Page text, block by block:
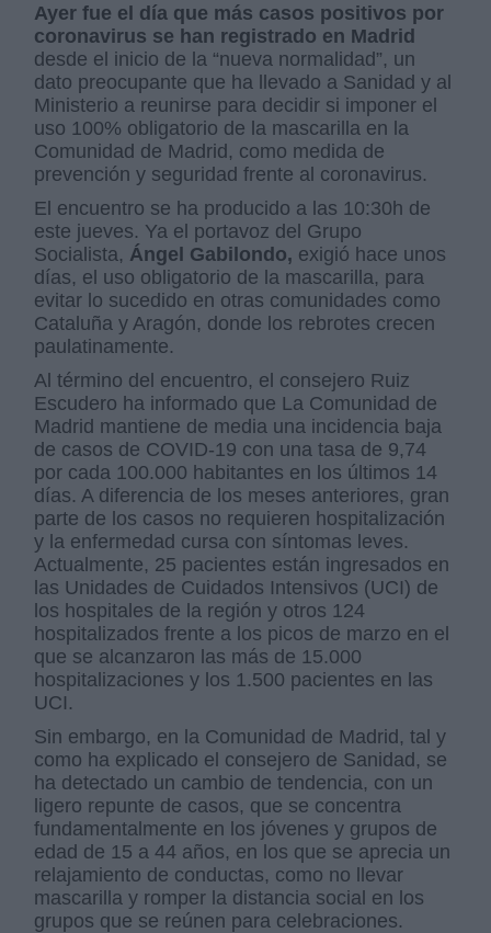
Ayer fue el día que más casos positivos por
coronavirus se han registrado en Madrid
desde el inicio de la “nueva normalidad”, un
dato preocupante que ha llevado a Sanidad y al
Ministerio a reunirse para decidir si imponer el
uso 100% obligatorio de la mascarilla en la
Comunidad de Madrid, como medida de
prevención y seguridad frente al coronavirus.
El encuentro se ha producido a las 10:30h de
este jueves. Ya el portavoz del Grupo
Socialista, Ángel Gabilondo, exigió hace unos
días, el uso obligatorio de la mascarilla, para
evitar lo sucedido en otras comunidades como
Cataluña y Aragón, donde los rebrotes crecen
paulatinamente.
Al término del encuentro, el consejero Ruiz
Escudero ha informado que La Comunidad de
Madrid mantiene de media una incidencia baja
de casos de COVID-19 con una tasa de 9,74
por cada 100.000 habitantes en los últimos 14
días. A diferencia de los meses anteriores, gran
parte de los casos no requieren hospitalización
y la enfermedad cursa con síntomas leves.
Actualmente, 25 pacientes están ingresados en
las Unidades de Cuidados Intensivos (UCI) de
los hospitales de la región y otros 124
hospitalizados frente a los picos de marzo en el
que se alcanzaron las más de 15.000
hospitalizaciones y los 1.500 pacientes en las
UCI.
Sin embargo, en la Comunidad de Madrid, tal y
como ha explicado el consejero de Sanidad, se
ha detectado un cambio de tendencia, con un
ligero repunte de casos, que se concentra
fundamentalmente en los jóvenes y grupos de
edad de 15 a 44 años, en los que se aprecia un
relajamiento de conductas, como no llevar
mascarilla y romper la distancia social en los
grupos que se reúnen para celebraciones.